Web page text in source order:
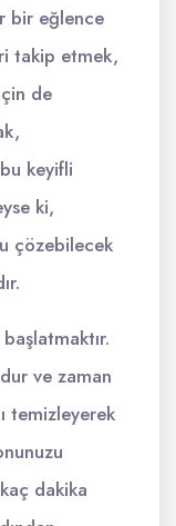
bir eğlence
takip etmek,
de
keyifli
ki,
çözebilecek
ve zaman
temizleyerek
dakika